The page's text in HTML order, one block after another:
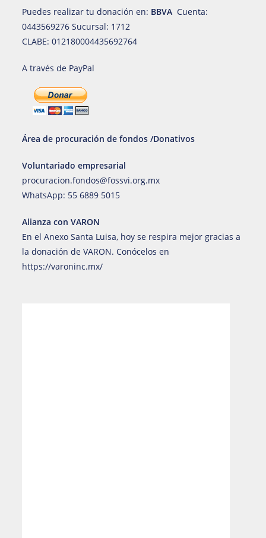
Puedes realizar tu donación en: BBVA Cuenta:
0443569276 Sucursal: 1712
CLABE: 012180004435692764
A través de PayPal
Área de procuración de fondos /Donativos
Voluntariado empresarial
procuracion.fondos@fossvi.org.mx
WhatsApp: 55 6889 5015
Alianza con VARON
En el Anexo Santa Luisa, hoy se respira mejor gracias a
la donación de VARON. Conócelos en
https://varoninc.mx/